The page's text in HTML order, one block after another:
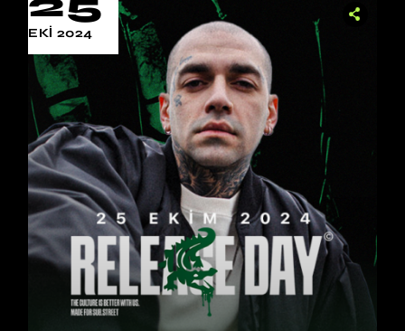
EKI 2024